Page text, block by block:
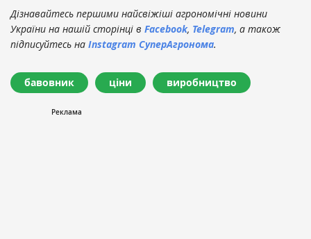
Дізнавайтесь першими найсвіжіші агрономічні новини
України на нашій сторінці в Facebook, Telegram, а також
підписуйтесь на Instagram СуперАгронома.
бавовник ціни виробництво